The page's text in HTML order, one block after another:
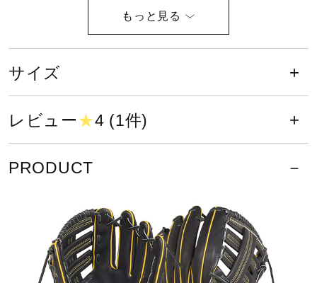
西川型（西川 龍馬）／外野手向け
発売シーズン
サイズ
レビュー★4 (1件)
PRODUCT